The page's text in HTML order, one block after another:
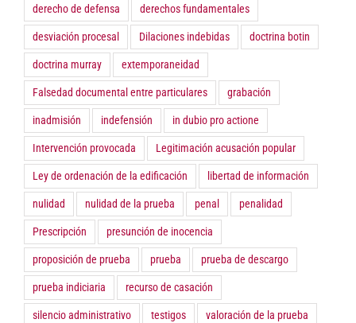
derecho de defensa derechos fundamentales
desviación procesal Dilaciones indebidas doctrina botin
doctrina murray extemporaneidad
Falsedad documental entre particulares grabación
inadmisión indefensión in dubio pro actione
Intervención provocada Legitimación acusación popular
Ley de ordenación de la edificación libertad de información
nulidad nulidad de la prueba penal penalidad
Prescripción presunción de inocencia
proposición de prueba prueba prueba de descargo
prueba indiciaria recurso de casación
silencio administrativo testigos valoración de la prueba